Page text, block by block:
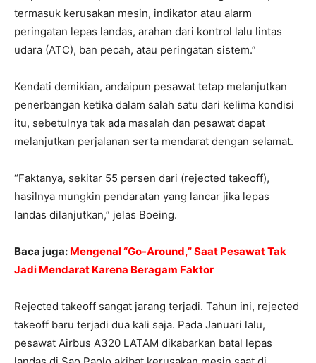
termasuk kerusakan mesin, indikator atau alarm
peringatan lepas landas, arahan dari kontrol lalu lintas
udara (ATC), ban pecah, atau peringatan sistem.”
Kendati demikian, andaipun pesawat tetap melanjutkan
penerbangan ketika dalam salah satu dari kelima kondisi
itu, sebetulnya tak ada masalah dan pesawat dapat
melanjutkan perjalanan serta mendarat dengan selamat.
“Faktanya, sekitar 55 persen dari (rejected takeoff),
hasilnya mungkin pendaratan yang lancar jika lepas
landas dilanjutkan,” jelas Boeing.
Baca juga: Mengenal “Go-Around,” Saat Pesawat Tak
Jadi Mendarat Karena Beragam Faktor
Rejected takeoff sangat jarang terjadi. Tahun ini, rejected
takeoff baru terjadi dua kali saja. Pada Januari lalu,
pesawat Airbus A320 LATAM dikabarkan batal lepas